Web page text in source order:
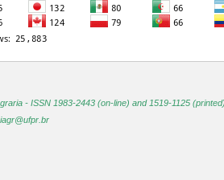
- ISSN 1983-2443 (on-line) and 1519-1125